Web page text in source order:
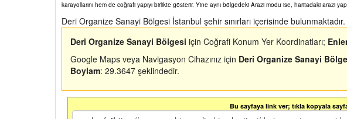
karayollarını hem de coğrafi yapıyı birlikte gösterir. Yine aynı bölgedeki Arazi modu ise, haritadaki arazi
Deri Organize Sanayi Bölgesi İstanbul şehir sınırları içerisinde bulunmaktadır.
Deri Organize Sanayi Bölgesi için Coğrafi Konum Yer Koordinatları;
Google Maps veya Navigasyon Cihazınız için Deri Organize Sanayi
Boylam: 29.3647 şeklindedir.
Bu sayfaya link ver; tıkla kopyala